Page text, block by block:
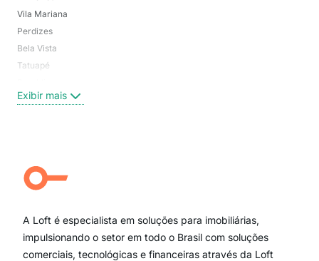
Vila Mariana
Perdizes
Bela Vista
Tatuapé
Centro
Campo Belo
Ipiranga
Paraíso
Itaim Bibi
Exibir mais
A Loft é especialista em soluções para imobiliárias,
impulsionando o setor em todo o Brasil com soluções
comerciais, tecnológicas e financeiras através da Loft